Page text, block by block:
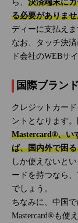
ら、 決済端末に
る必要がありま
ディーに支払えま
なお、タッチ決
ド会社のWEBサ
国際ブランド
クレジットカー
ントとなります
Mastercard®、い
ば、国内外で困
しか使えないと
ードを持つなら
でしょう。
ちなみに、中国
Mastercard®も使